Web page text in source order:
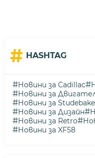
# HASHTAG
#Новини за Cadillac#
#Новини за
#Новини за
#Новини за Дизайн#
#Новини за Retro#
#Новини за XF58